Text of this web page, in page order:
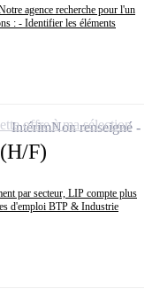
agence recherche pour l'un
: - Identifier les éléments
F)
par secteur, LIP compte plus
d'emploi BTP & Industrie
IntérimNon renseigné
offre à ma sélection